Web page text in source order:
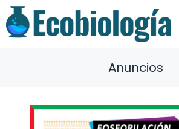
Saltar
al
contenido
Anuncios